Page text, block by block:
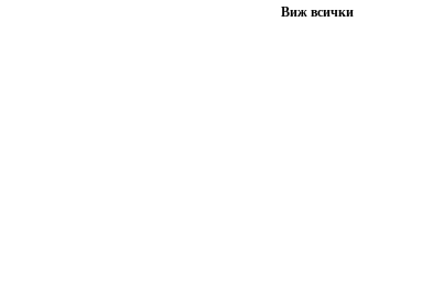
Виж всички